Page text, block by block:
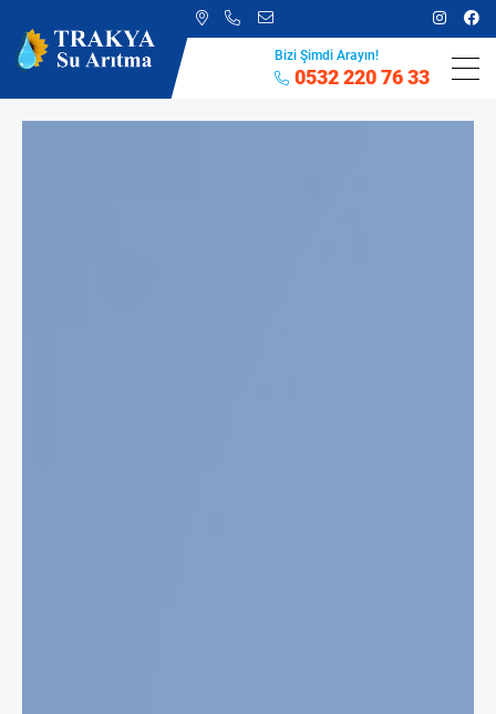
Bizi Şimdi Arayın!
0532 220 76 33